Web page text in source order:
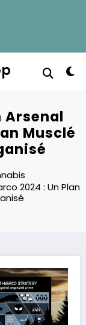
Arsenal
Musclé
2024 : Un Plan